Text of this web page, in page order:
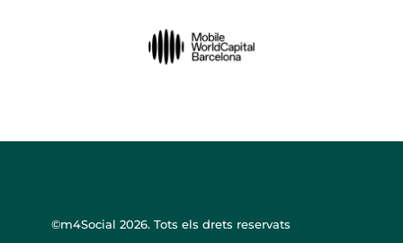
©m4Social 2026. Tots els drets reservats